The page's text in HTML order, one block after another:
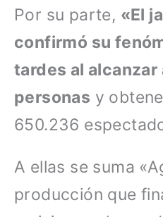
Por su parte, «El
confirmó su
tardes al alcanzar
personas y
650.236
A ellas se suma
producción que